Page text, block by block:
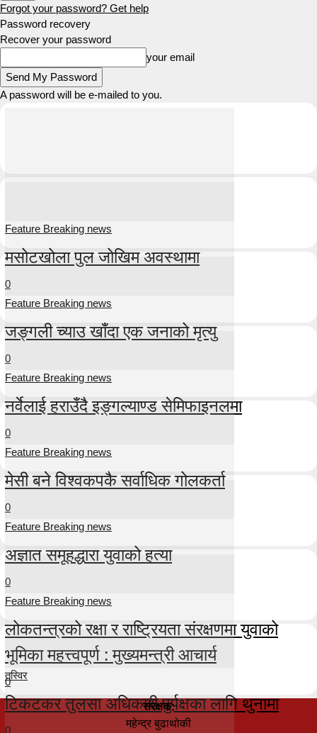
Forgot your password? Get help
Password recovery
Recover your password
your email
A password will be e-mailed to you.
Feature Breaking news
मसोटखोला पुल जोखिम अवस्थामा
0
Feature Breaking news
जङ्गली च्याउ खाँदा एक जनाको मृत्यु
0
Feature Breaking news
नर्वेलाई हराउँदै इङ्गल्याण्ड सेमिफाइनलमा
0
Feature Breaking news
मेसी बने विश्वकपकै सर्वाधिक गोलकर्ता
0
Feature Breaking news
अज्ञात समूहद्धारा युवाको हत्या
0
Feature Breaking news
लोकतन्त्रको रक्षा र राष्ट्रियता संरक्षणमा युवाको
भूमिका महत्त्वपूर्ण : मुख्यमन्त्री आचार्य
0
तस्विर
टिकटकर तुलसा अधिकारी पुर्पक्षका लागि थुनामा
संरक्षक:
महेन्द्र बुढाथोकी